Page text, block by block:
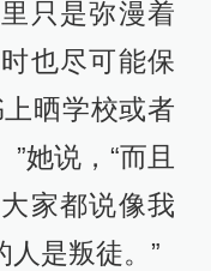
只是弥漫着
也尽可能保
晒学校或者
她说，“而且
家都说像我
是叛徒。”